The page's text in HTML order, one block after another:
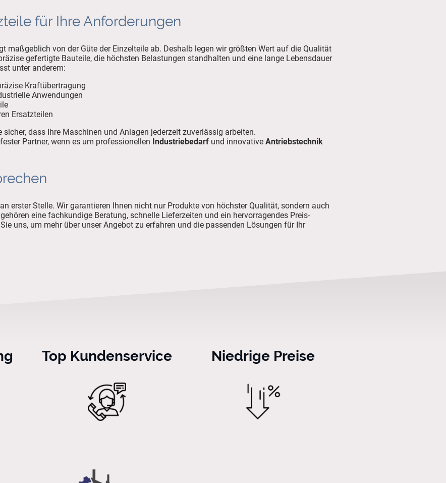
für Ihre Anforderungen
maßgeblich von der Güte der Einzelteile ab. Deshalb legen wir größten Wert auf die Qualität
gefertigte Bauteile, die höchsten Belastungen standhalten und eine lange Lebensdauer
unter anderem:
Kraftübertragung
Anwendungen
Ersatzteilen
sicher, dass Ihre Maschinen und Anlagen jederzeit zuverlässig arbeiten.
Partner, wenn es um professionellen Industriebedarf und innovative Antriebstechnik
erster Stelle. Wir garantieren Ihnen nicht nur Produkte von höchster Qualität, sondern auch
eine fachkundige Beratung, schnelle Lieferzeiten und ein hervorragendes Preis-
uns, um mehr über unser Angebot zu erfahren und die passenden Lösungen für Ihr
Top Kundenservice Niedrige Preise